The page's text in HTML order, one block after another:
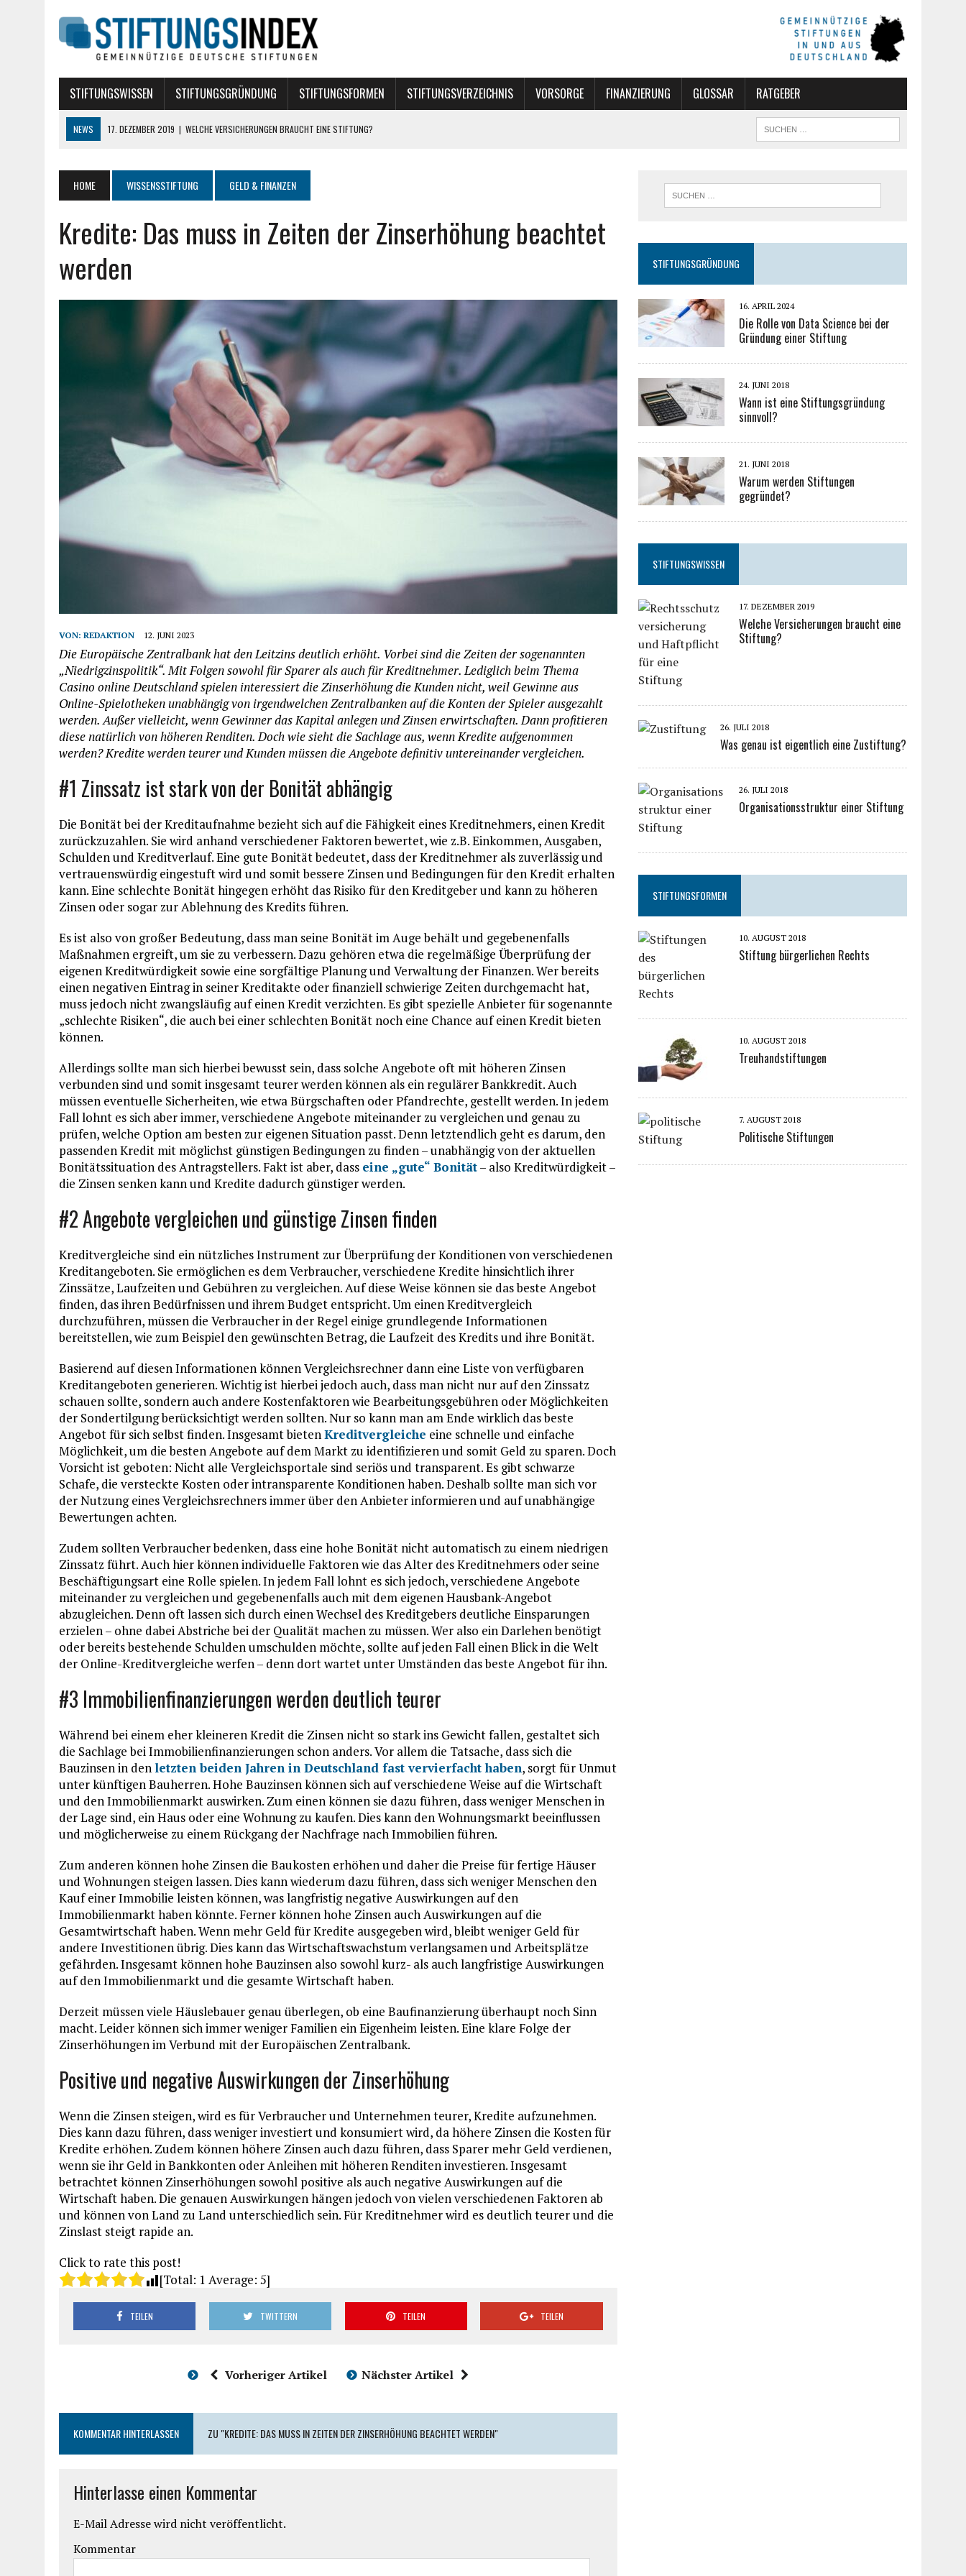
STIFTUNGSWISSEN STIFTUNGSGRÜNDUNG STIFTUNGSFORMEN STIFTUNGSVERZEICHNIS VORSORGE FINANZIERUNG GLOSSAR RATGEBER
NEWS 17. DEZEMBER 2019 | WELCHE VERSICHERUNGEN BRAUCHT EINE STIFTUNG?
7. AUGUST 2018 | POLITISCHE STIFTUNGEN
16. APRIL 2024
DIE ROLLE VON DATA SCIENCE BEI DER GRÜNDUNG EINER STIFTUNG
HOME WISSENSSTIFTUNG GELD & FINANZEN
Kredite: Das muss in Zeiten der Zinserhöhung beachtet
werden
VON: REDAKTION 12. JUNI 2023
Die Europäische Zentralbank hat den Leitzins deutlich erhöht. Vorbei sind die Zeiten der sogenannten
„Niedrigzinspolitik“. Mit Folgen sowohl für Sparer als auch für Kreditnehmer. Lediglich beim Thema
Casino online Deutschland spielen interessiert die Zinserhöhung die Kunden nicht, weil Gewinne aus
Online-Spielotheken unabhängig von irgendwelchen Zentralbanken auf die Konten der Spieler ausgezahlt
werden. Außer vielleicht, wenn Gewinner das Kapital anlegen und Zinsen erwirtschaften. Dann profitieren
diese natürlich von höheren Renditen. Doch wie sieht die Sachlage aus, wenn Kredite aufgenommen
werden? Kredite werden teurer und Kunden müssen die Angebote definitiv untereinander vergleichen.
#1 Zinssatz ist stark von der Bonität abhängig
Die Bonität bei der Kreditaufnahme bezieht sich auf die Fähigkeit eines Kreditnehmers, einen Kredit
zurückzuzahlen. Sie wird anhand verschiedener Faktoren bewertet, wie z.B. Einkommen, Ausgaben,
Schulden und Kreditverlauf. Eine gute Bonität bedeutet, dass der Kreditnehmer als zuverlässig und
vertrauenswürdig eingestuft wird und somit bessere Zinsen und Bedingungen für den Kredit erhalten
kann. Eine schlechte Bonität hingegen erhöht das Risiko für den Kreditgeber und kann zu höheren
Zinsen oder sogar zur Ablehnung des Kredits führen.
Es ist also von großer Bedeutung, dass man seine Bonität im Auge behält und gegebenenfalls
Maßnahmen ergreift, um sie zu verbessern. Dazu gehören etwa die regelmäßige Überprüfung der
eigenen Kreditwürdigkeit sowie eine sorgfältige Planung und Verwaltung der Finanzen. Wer bereits
einen negativen Eintrag in seiner Kreditakte oder finanziell schwierige Zeiten durchgemacht hat,
muss jedoch nicht zwangsläufig auf einen Kredit verzichten. Es gibt spezielle Anbieter für sogenannte
„schlechte Risiken“, die auch bei einer schlechten Bonität noch eine Chance auf einen Kredit bieten
können.
Allerdings sollte man sich hierbei bewusst sein, dass solche Angebote oft mit höheren Zinsen
verbunden sind und somit insgesamt teurer werden können als ein regulärer Bankkredit. Auch
müssen eventuelle Sicherheiten, wie etwa Bürgschaften oder Pfandrechte, gestellt werden. In jedem
Fall lohnt es sich aber immer, verschiedene Angebote miteinander zu vergleichen und genau zu
prüfen, welche Option am besten zur eigenen Situation passt. Denn letztendlich geht es darum, den
passenden Kredit mit möglichst günstigen Bedingungen zu finden – unabhängig von der aktuellen
Bonitätssituation des Antragstellers. Fakt ist aber, dass eine „gute“ Bonität– also Kreditwürdigkeit –
die Zinsen senken kann und Kredite dadurch günstiger werden.
#2 Angebote vergleichen und günstige Zinsen finden
Kreditvergleiche sind ein nützliches Instrument zur Überprüfung der Konditionen von verschiedenen
Kreditangeboten. Sie ermöglichen es dem Verbraucher, verschiedene Kredite hinsichtlich ihrer
Zinssätze, Laufzeiten und Gebühren zu vergleichen. Auf diese Weise können sie das beste Angebot
finden, das ihren Bedürfnissen und ihrem Budget entspricht. Um einen Kreditvergleich
durchzuführen, müssen die Verbraucher in der Regel einige grundlegende Informationen
bereitstellen, wie zum Beispiel den gewünschten Betrag, die Laufzeit des Kredits und ihre Bonität.
Basierend auf diesen Informationen können Vergleichsrechner dann eine Liste von verfügbaren
Kreditangeboten generieren. Wichtig ist hierbei jedoch auch, dass man nicht nur auf den Zinssatz
schauen sollte, sondern auch andere Kostenfaktoren wie Bearbeitungsgebühren oder Möglichkeiten
der Sondertilgung berücksichtigt werden sollten. Nur so kann man am Ende wirklich das beste
Angebot für sich selbst finden. Insgesamt bieten Kreditvergleiche eine schnelle und einfache
Möglichkeit, um die besten Angebote auf dem Markt zu identifizieren und somit Geld zu sparen. Doch
Vorsicht ist geboten: Nicht alle Vergleichsportale sind seriös und transparent. Es gibt schwarze
Schafe, die versteckte Kosten oder intransparente Konditionen haben. Deshalb sollte man sich vor
der Nutzung eines Vergleichsrechners immer über den Anbieter informieren und auf unabhängige
Bewertungen achten.
Zudem sollten Verbraucher bedenken, dass eine hohe Bonität nicht automatisch zu einem niedrigen
Zinssatz führt. Auch hier können individuelle Faktoren wie das Alter des Kreditnehmers oder seine
Beschäftigungsart eine Rolle spielen. In jedem Fall lohnt es sich jedoch, verschiedene Angebote
miteinander zu vergleichen und gegebenenfalls auch mit dem eigenen Hausbank-Angebot
abzugleichen. Denn oft lassen sich durch einen Wechsel des Kreditgebers deutliche Einsparungen
erzielen – ohne dabei Abstriche bei der Qualität machen zu müssen. Wer also ein Darlehen benötigt
oder bereits bestehende Schulden umschulden möchte, sollte auf jeden Fall einen Blick in die Welt
der Online-Kreditvergleiche werfen – denn dort wartet unter Umständen das beste Angebot für ihn.
#3 Immobilienfinanzierungen werden deutlich teurer
Während bei einem eher kleineren Kredit die Zinsen nicht so stark ins Gewicht fallen, gestaltet sich
die Sachlage bei Immobilienfinanzierungen schon anders. Vor allem die Tatsache, dass sich die
Bauzinsen in den letzten beiden Jahren in Deutschland fast vervierfacht haben, sorgt für Unmut
unter künftigen Bauherren. Hohe Bauzinsen können sich auf verschiedene Weise auf die Wirtschaft
und den Immobilienmarkt auswirken. Zum einen können sie dazu führen, dass weniger Menschen in
der Lage sind, ein Haus oder eine Wohnung zu kaufen. Dies kann den Wohnungsmarkt beeinflussen
und möglicherweise zu einem Rückgang der Nachfrage nach Immobilien führen.
Zum anderen können hohe Zinsen die Baukosten erhöhen und daher die Preise für fertige Häuser
und Wohnungen steigen lassen. Dies kann wiederum dazu führen, dass sich weniger Menschen den
Kauf einer Immobilie leisten können, was langfristig negative Auswirkungen auf den
Immobilienmarkt haben könnte. Ferner können hohe Zinsen auch Auswirkungen auf die
Gesamtwirtschaft haben. Wenn mehr Geld für Kredite ausgegeben wird, bleibt weniger Geld für
andere Investitionen übrig. Dies kann das Wirtschaftswachstum verlangsamen und Arbeitsplätze
gefährden. Insgesamt können hohe Bauzinsen also sowohl kurz- als auch langfristige Auswirkungen
auf den Immobilienmarkt und die gesamte Wirtschaft haben.
Derzeit müssen viele Häuslebauer genau überlegen, ob eine Baufinanzierung überhaupt noch Sinn
macht. Leider können sich immer weniger Familien ein Eigenheim leisten. Eine klare Folge der
Zinserhöhungen im Verbund mit der Europäischen Zentralbank.
Positive und negative Auswirkungen der Zinserhöhung
Wenn die Zinsen steigen, wird es für Verbraucher und Unternehmen teurer, Kredite aufzunehmen.
Dies kann dazu führen, dass weniger investiert und konsumiert wird, da höhere Zinsen die Kosten für
Kredite erhöhen. Zudem können höhere Zinsen auch dazu führen, dass Sparer mehr Geld verdienen,
wenn sie ihr Geld in Bankkonten oder Anleihen mit höheren Renditen investieren. Insgesamt
betrachtet können Zinserhöhungen sowohl positive als auch negative Auswirkungen auf die
Wirtschaft haben. Die genauen Auswirkungen hängen jedoch von vielen verschiedenen Faktoren ab
und können von Land zu Land unterschiedlich sein. Für Kreditnehmer wird es deutlich teurer und die
Zinslast steigt rapide an.
Click to rate this post!
[Total: 1 Average: 5]
TEILEN TWITTERN TEILEN TEILEN
Vorheriger Artikel Nächster Artikel
KOMMENTAR HINTERLASSEN ZU "KREDITE: DAS MUSS IN ZEITEN DER ZINSERHÖHUNG BEACHTET WERDEN"
Hinterlasse einen Kommentar
E-Mail Adresse wird nicht veröffentlicht.
Kommentar
STIFTUNGSGRÜNDUNG
16. APRIL 2024
Die Rolle von Data Science bei der
Gründung einer Stiftung
24. JUNI 2018
Wann ist eine Stiftungsgründung
sinnvoll?
21. JUNI 2018
Warum werden Stiftungen
gegründet?
STIFTUNGSWISSEN
17. DEZEMBER 2019
Welche Versicherungen braucht eine
Stiftung?
26. JULI 2018
Was genau ist eigentlich eine Zustiftung?
26. JULI 2018
Organisationsstruktur einer Stiftung
STIFTUNGSFORMEN
10. AUGUST 2018
Stiftung bürgerlichen Rechts
10. AUGUST 2018
Treuhandstiftungen
7. AUGUST 2018
Politische Stiftungen